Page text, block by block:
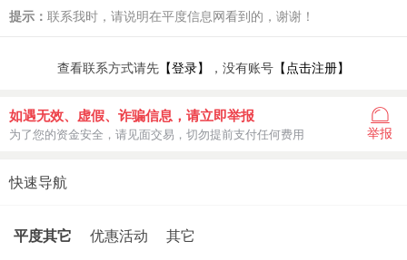
提示： 联系我时，请说明在平度信息网看到的，谢谢！
查看联系方式请先 【登录】 ，没有账号 【点击注册】
如遇无效、虚假、诈骗信息，请立即举报
为了您的资金安全，请见面交易，切勿提前支付任何费用 举报
快速导航
平度其它 优惠活动 其它